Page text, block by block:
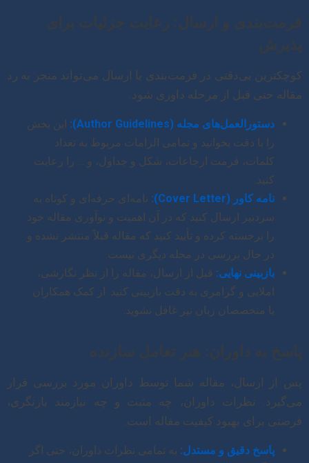
فرمت‌بندی و ارسال: رعایت جزئیات برای
پذیرش
کوچکترین بی‌دقتی در فرمت‌بندی یا ارسال می‌تواند منجر به رد
مقاله حتی قبل از مرحله داوری شود.
دستورالعمل‌های مجله (Author Guidelines):
این بخش
را با دقت بخوانید و تمامی الزامات مربوط به تعداد
کلمات، فرمت ارجاعات، شکل و جداول، و … را رعایت
کنید.
نامه کاور (Cover Letter):
نامه‌ای حرفه‌ای و کوتاه به
سردبیر ارسال کنید که در آن اهمیت و نوآوری مقاله خود
را برجسته کرده و تأیید کنید که مقاله قبلاً منتشر نشده و
در حال بررسی در مجله دیگری نیست.
بازبینی نهایی: قبل از ارسال، مقاله را از نظر نگارشی،
املایی و گرامری به دقت بازبینی کنید. از کمک همکاران
یا متخصصان زبان نیز غافل نشوید.
پاسخ به داوران: هنر تعامل سازنده
پس از ارسال، مقاله شما توسط داوران مورد بررسی قرار
می‌گیرد. نظرات داوران، چه مثبت و چه نیازمند بازنگری،
فرصتی برای بهبود کیفیت مقاله است.
پاسخ دقیق و مستدل: به تمامی نظرات داوران، حتی اگر